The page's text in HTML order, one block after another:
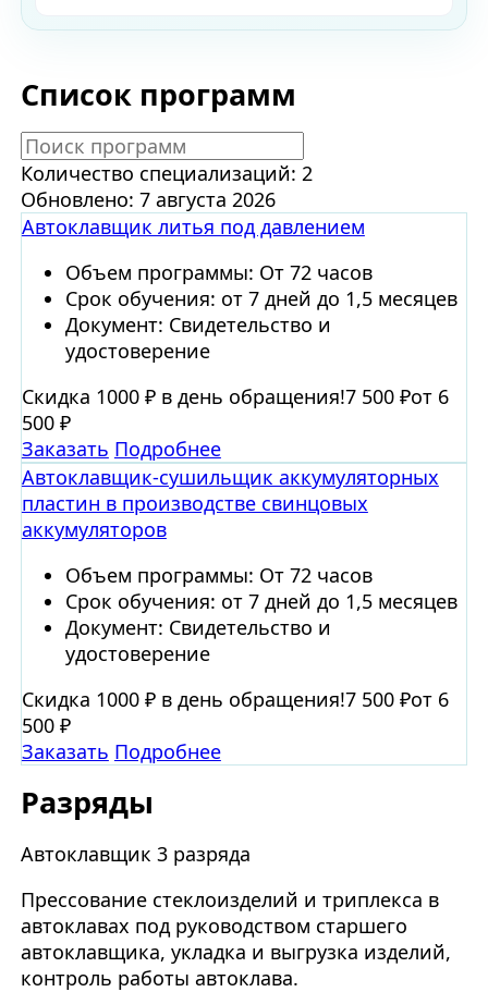
Список программ
Количество специализаций: 2
Обновлено: 7 августа 2026
Автоклавщик литья под давлением
Объем программы: От 72 часов
Срок обучения: от 7 дней до 1,5 месяцев
Документ: Свидетельство и
удостоверение
Скидка 1000 ₽ в день обращения!7 500 ₽от 6
500 ₽
Заказать Подробнее
Автоклавщик-сушильщик аккумуляторных
пластин в производстве свинцовых
аккумуляторов
Объем программы: От 72 часов
Срок обучения: от 7 дней до 1,5 месяцев
Документ: Свидетельство и
удостоверение
Скидка 1000 ₽ в день обращения!7 500 ₽от 6
500 ₽
Заказать Подробнее
Разряды
Автоклавщик 3 разряда
Прессование стеклоизделий и триплекса в
автоклавах под руководством старшего
автоклавщика, укладка и выгрузка изделий,
контроль работы автоклава.